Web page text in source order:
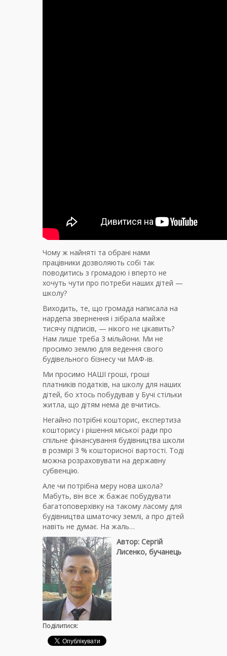
Чому ж найняті та обрані нами
працівники дозволяють собі так
поводитись з громадою і вперто не
хочуть чути про потреби наших дітей —
школу?
Виходить, те, що громада написала на
нардепа звернення і зібрала майже
тисячу підписів, — нікого не цікавить?
Нам лише треба 3 мільйони. Ми не
просимо землю для ведення свого
будівельного бізнесу чи МАФ-ів.
Ми просимо НАШІ гроші, гроші
платників податків, на школу для наших
дітей, бо хтось побудував у Бучі стільки
житла, що дітям нема де вчитись.
Негайно потрібні кошторис, експертиза
кошторису і рішення міської ради про
спільне фінансування будівництва школи
в розмірі 3 % кошторисної вартості. Тоді
можна розраховувати на державну
субвенцію.
Але чи потрібна меру нова школа?
Мабуть, він все ж бажає побудувати
багатоповерхівку на такому ласому для
будівництва шматочку землі, а про дітей
навіть не думає. На жаль…
Автор: Сергій
Лисенко, бучанець
Поділитися: